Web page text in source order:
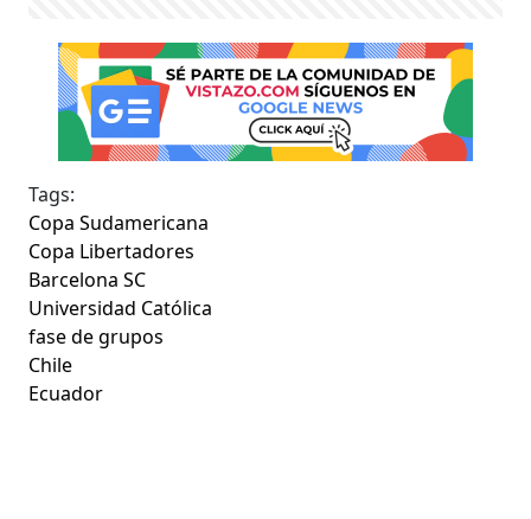
Tags:
Copa Sudamericana
Copa Libertadores
Barcelona SC
Universidad Católica
fase de grupos
Chile
Ecuador